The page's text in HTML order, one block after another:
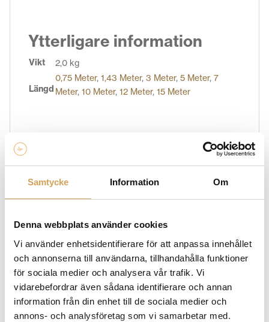
Samtycke Information Om
Denna webbplats använder cookies
Vi använder enhetsidentifierare för att anpassa innehållet
och annonserna till användarna, tillhandahålla funktioner
för sociala medier och analysera vår trafik. Vi
vidarebefordrar även sådana identifierare och annan
information från din enhet till de sociala medier och
annons- och analysföretag som vi samarbetar med.
Ytterligare information
Vikt 2,0 kg
Längd
0,75 Meter, 1,43 Meter, 3 Meter, 5 Meter, 7
Meter, 10 Meter, 12 Meter, 15 Meter
skapa kablar som ger en ren, klar och detaljerad
bästa av din ljud- och visuella utrustning. Deras
sortiment av kablar omfattar högtalarkablar,
signalkablar, HDMI-kablar, strömkablar och mycket
mer. Oavsett om du vill optimera ljudet i ditt
hemmaljudsystem eller maximera bildkvaliteten i ditt
hemmabiosystem, har Chord Company kablar som